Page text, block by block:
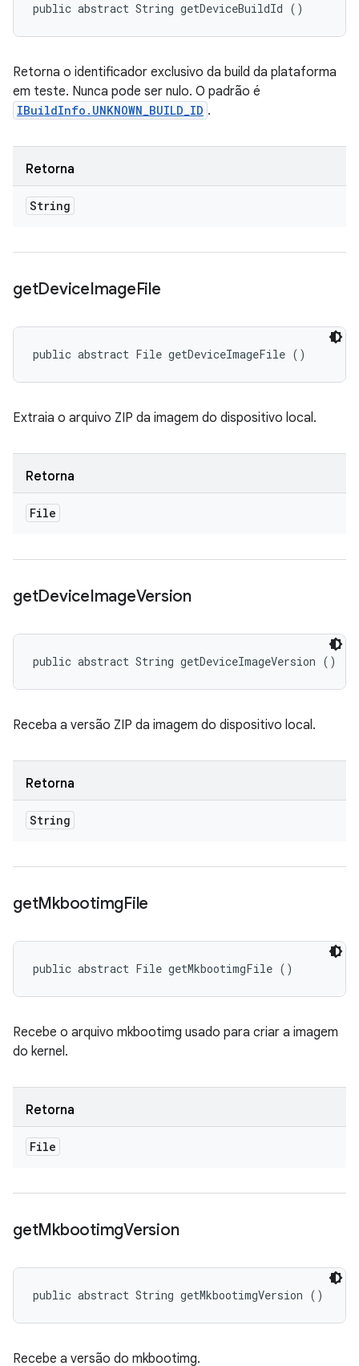
public abstract String getDeviceBuildId ()
Retorna o identificador exclusivo da build da plataforma
em teste. Nunca pode ser nulo. O padrão é
IBuildInfo.UNKNOWN_BUILD_ID .
Retorna
String
getDeviceImageFile
public abstract File getDeviceImageFile ()
Extraia o arquivo ZIP da imagem do dispositivo local.
Retorna
File
getDeviceImageVersion
public abstract String getDeviceImageVersion ()
Receba a versão ZIP da imagem do dispositivo local.
Retorna
String
getMkbootimgFile
public abstract File getMkbootimgFile ()
Recebe o arquivo mkbootimg usado para criar a imagem
do kernel.
Retorna
File
getMkbootimgVersion
public abstract String getMkbootimgVersion ()
Recebe a versão do mkbootimg.